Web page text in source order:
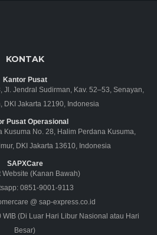
KONTAK
Kantor Pusat
Jl. Jendral Sudirman, Kav. 52–53, Senayan,
DKI Jakarta 12190, Indonesia
Pusat Operasional
No. 28, Halim Perdana Kusuma,
DKI Jakarta 13610, Indonesia
SAPXCare
Website (Kanan Bawah)
0851-9001-9113
@ sap-express.co.id
(Di Luar Hari Libur Nasional atau Hari
Besar)